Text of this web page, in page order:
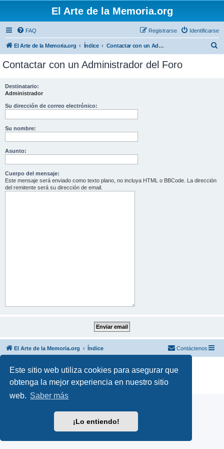
Este sitio web utiliza cookies para asegurar que
obtenga la mejor experiencia en nuestro sitio
web. Saber más
¡Lo entiendo!
El Arte de la Memoria.org
FAQ Identificarse
Registrarse
El Arte de la Memoria.org Índice Contactar con un Administrador del Foro
Contactar con un Administrador del Foro
Destinatario:
Administrador
Su dirección de correo electrónico:
Su nombre:
Asunto:
Cuerpo del mensaje:
Este mensaje será enviado como texto plano, no incluya HTML o BBCode. La dirección
del remitente será su dirección de email.
El Arte de la Memoria.org Índice Contáctenos
Desarrollado por phpBB ® Forum Software © phpBB Limited
Traducción al español por
phpBB España
Privacidad|Condiciones